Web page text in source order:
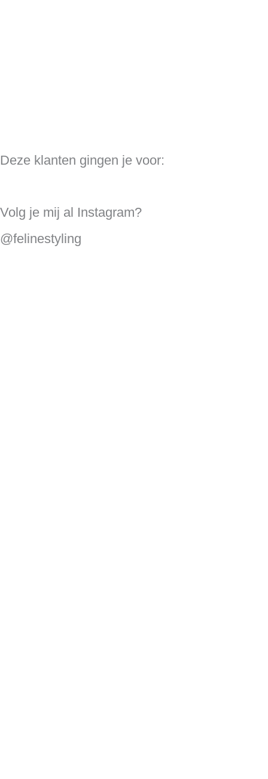
Deze klanten gingen je voor:
Volg je mij al Instagram?
@felinestyling